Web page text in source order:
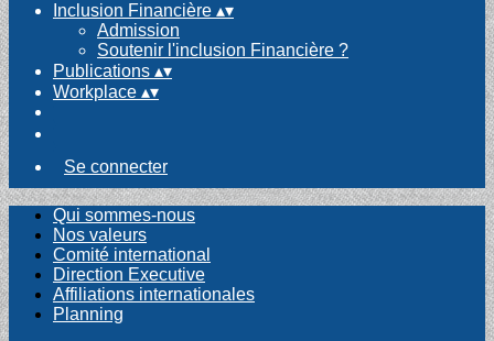
Inclusion Financière ▴▾
Admission
Soutenir l'inclusion Financière ?
Publications ▴▾
Workplace ▴▾
Se connecter
Qui sommes-nous
Nos valeurs
Comité international
Direction Executive
Affiliations internationales
Planning